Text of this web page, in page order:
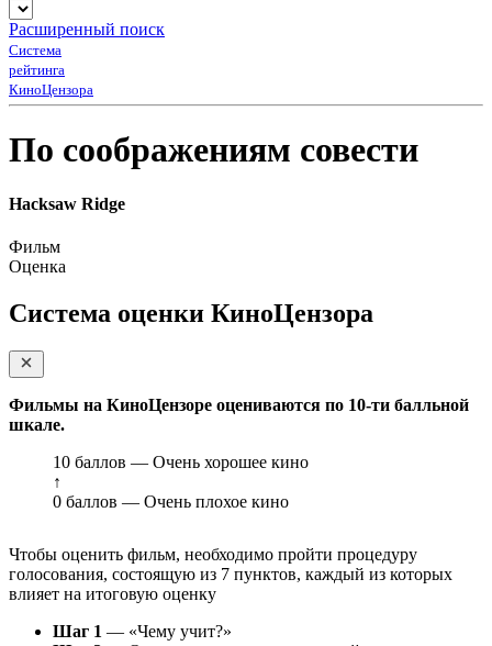
Расширенный поиск
Система
рейтинга
КиноЦензора
По соображениям совести
Hacksaw Ridge
Фильм
Оценка
Система оценки КиноЦензора
Фильмы на КиноЦензоре оцениваются по 10-ти балльной
шкале.
10 баллов — Очень хорошее кино
↑
0 баллов — Очень плохое кино
Чтобы оценить фильм, необходимо пройти процедуру
голосования, состоящую из 7 пунктов, каждый из которых
влияет на итоговую оценку
Шаг 1 — «Чему учит?»